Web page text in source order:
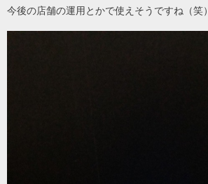
今後の店舗の運用とかで使えそうですね（笑）